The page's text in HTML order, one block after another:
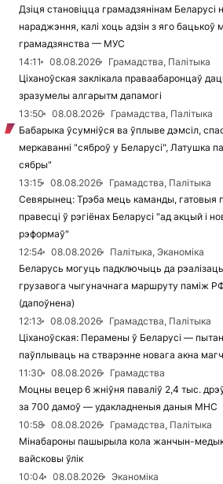
Дзіця становіцца грамадзянінам
нараджэння, калі хоць адзін з яго бацькоў
грамадзянства — МУС
14:11
08.08.2026
Грамадства, Палітыка
Ціханоўская заклікала праваабаронцаў
зразумелы алгарытм дапамогі
13:50
08.08.2026
Грамадства, Палітыка
Бабарыка ўсумніўся ва ўплыве дэмсіл,
меркаванні "сяброў у Беларусі", Латушка
сябры"
13:15
08.08.2026
Грамадства, Палітыка
Севярынец: Трэба мець каманды, гатовыя
правесці ў рэгіёнах Беларусі "ад акцый і
рэформаў"
12:54
08.08.2026
Палітыка, Эканоміка
Беларусь могуць падключыць да
грузавога чыгуначнага маршруту паміж
(дапоўнена)
12:13
08.08.2026
Грамадства, Палітыка
Ціханоўская: Перамены ў Беларусі —
паўплываць на стварэнне новага акна
11:30
08.08.2026
Грамадства
Моцны вецер 6 жніўня паваліў 2,4 тыс.
за 700 дамоў — удакладненыя даныя МНС
10:58
08.08.2026
Грамадства, Палітыка
Мінабароны пашырыла кола жанчын-
вайсковы ўлік
10:04
08.08.2026
Эканоміка